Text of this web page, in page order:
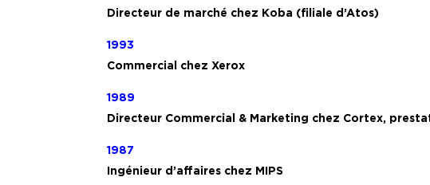
Directeur de marché chez Koba (filiale d’Atos)
1993
Commercial chez Xerox
1989
Directeur Commercial & Marketing chez Cortex,
1987
Ingénieur d’affaires chez MIPS